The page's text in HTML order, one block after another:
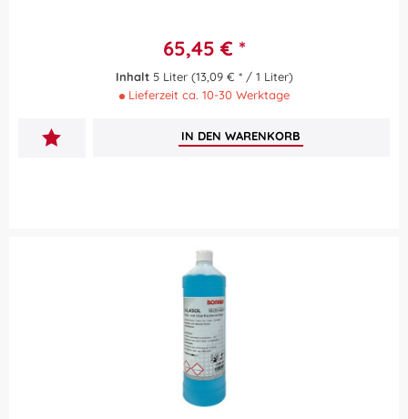
65,45 € *
Inhalt 5 Liter (13,09 € * / 1 Liter)
Lieferzeit ca. 10-30 Werktage
IN DEN WARENKORB